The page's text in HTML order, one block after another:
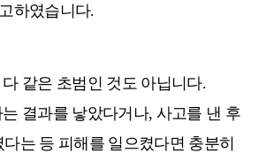
하였습니다.
같은 초범인 것도 아닙니다.
결과를 낳았다거나, 사고를 낸 후
는 등 피해를 일으켰다면 충분히